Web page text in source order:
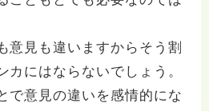
意見も違いますからそう割
カにはならないでしょう。
で意見の違いを感情的にな